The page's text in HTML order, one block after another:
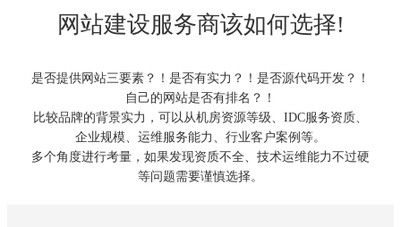
网站建设服务商该如何选择!
是否提供网站三要素？！是否有实力？！是否源代码开发？！
自己的网站是否有排名？！
比较品牌的背景实力，可以从机房资源等级、IDC服务资质、
企业规模、运维服务能力、行业客户案例等。
多个角度进行考量，如果发现资质不全、技术运维能力不过硬
等问题需要谨慎选择。